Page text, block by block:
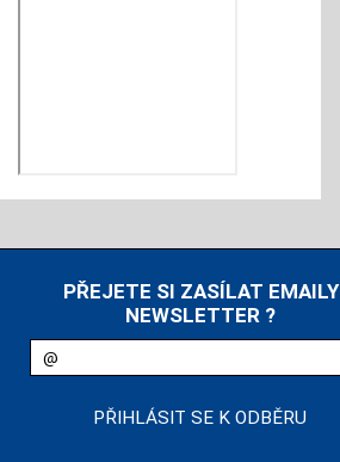
PŘEJETE SI ZASÍLAT EMAILY
NEWSLETTER ?